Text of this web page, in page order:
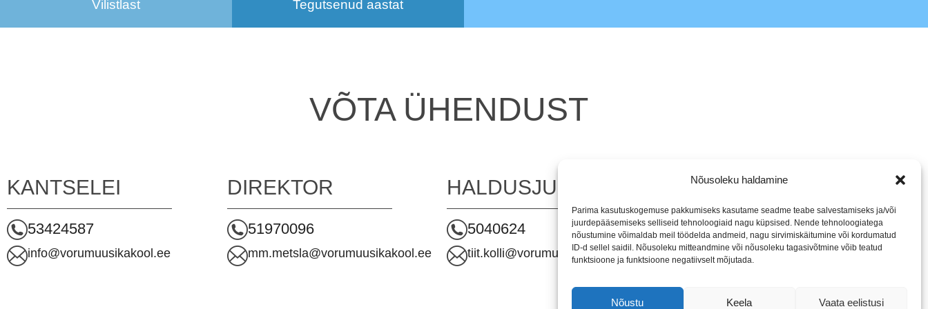
Nõusoleku haldamine
Parima kasutuskogemuse pakkumiseks kasutame seadme teabe salvestamiseks ja/või
juurdepääsemiseks selliseid tehnoloogiaid nagu küpsised. Nende tehnoloogiatega
nõustumine võimaldab meil töödelda andmeid, nagu sirvimiskäitumine või kordumatud
ID-d sellel saidil. Nõusoleku mitteandmine või nõusoleku tagasivõtmine võib teatud
funktsioone ja funktsioone negatiivselt mõjutada.
Nõustu Keela Vaata eelistusi
Vilistlast Tegutsenud aastat
VÕTA ÜHENDUST
KANTSELEI
53424587
info@vorumuusikakool.ee
DIREKTOR
51970096
mm.metsla@vorumuusikakool.ee
HALDUSJUHT
5040624
tiit.kolli@vorumuusikakool.ee